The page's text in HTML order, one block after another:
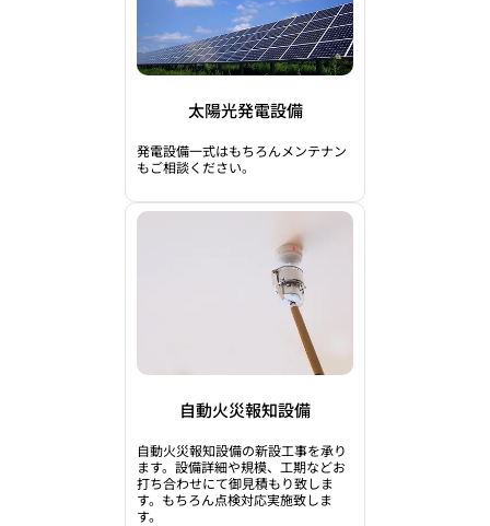
太陽光発電設備
​発電設備一式はもちろんメンテナン
もご相談ください​。
自動火災報知設備
自動火災報知設備の新設工事を承り
ます。設備詳細や規模、工期などお
打ち合わせにて御見積もり致しま
す。もちろん点検対応実施致しま
す。